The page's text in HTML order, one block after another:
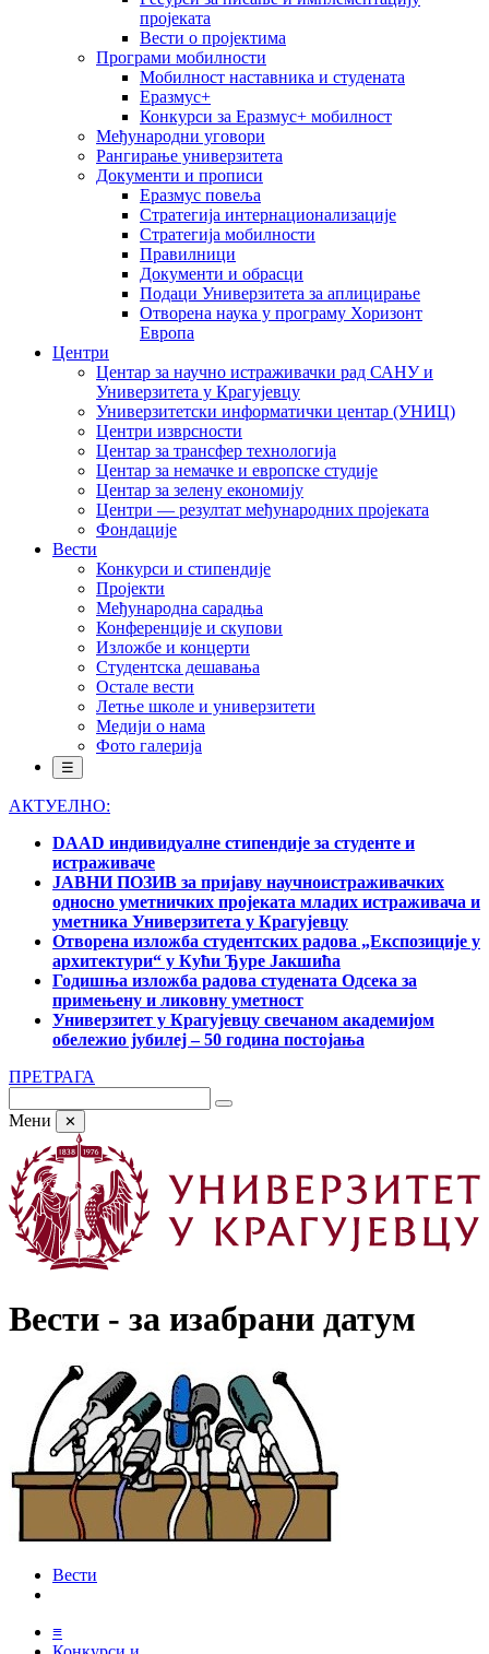
пројеката
Вести о пројектима
Програми мобилности
Мобилност наставника и студената
Еразмус+
Конкурси за Еразмус+ мобилност
Међународни уговори
Рангирање универзитета
Документи и прописи
Еразмус повеља
Стратегија интернационализације
Стратегија мобилности
Правилници
Документи и обрасци
Подаци Универзитета за аплицирање
Отворена наука у програму Хоризонт
Европа
Центри
Центар за научно истраживачки рад САНУ и
Универзитета у Крагујевцу
Универзитетски информатички центар (УНИЦ)
Центри изврсности
Центар за трансфер технологија
Центар за немачке и европске студије
Центар за зелену економију
Центри — резултат међународних пројеката
Фондације
Вести
Конкурси и стипендије
Пројекти
Међународна сарадња
Конференције и скупови
Изложбе и концерти
Студентска дешавања
Остале вести
Летње школе и универзитети
Медији о нама
Фото галерија
☰
АКТУЕЛНО:
DAAD индивидуалне стипендије за студенте и
истраживаче
ЈАВНИ ПОЗИВ за пријаву научноистраживачких
односно уметничких пројеката младих истраживача и
уметника Универзитета у Крагујевцу
Отворена изложба студентских радова „Експозиције у
архитектури“ у Кући Ђуре Јакшића
Годишња изложба радова студената Одсека за
примењену и ликовну уметност
Универзитет у Крагујевцу свечаном академијом
обележио јубилеј – 50 година постојања
ПРЕТРАГА
Мени ✕
Вести - за изабрани датум
Вести
≡